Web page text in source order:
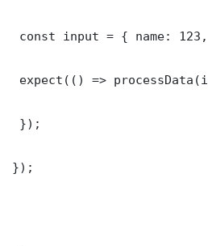
const input = { name:
expect(() =>
});
});